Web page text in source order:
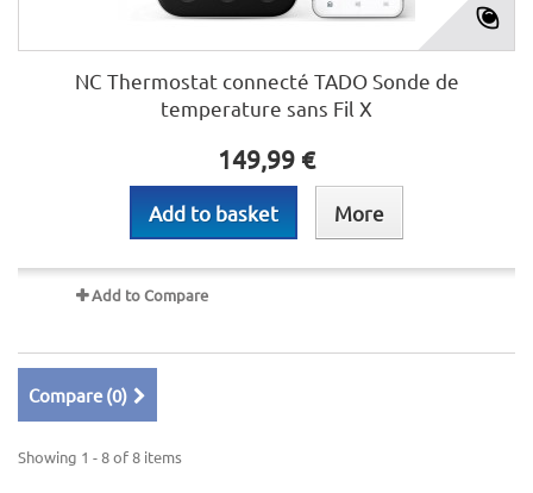
NC Thermostat connecté TADO Sonde de
temperature sans Fil X
149,99 €
Add to basket More
Add to Compare
Compare (0)
Showing 1 - 8 of 8 items